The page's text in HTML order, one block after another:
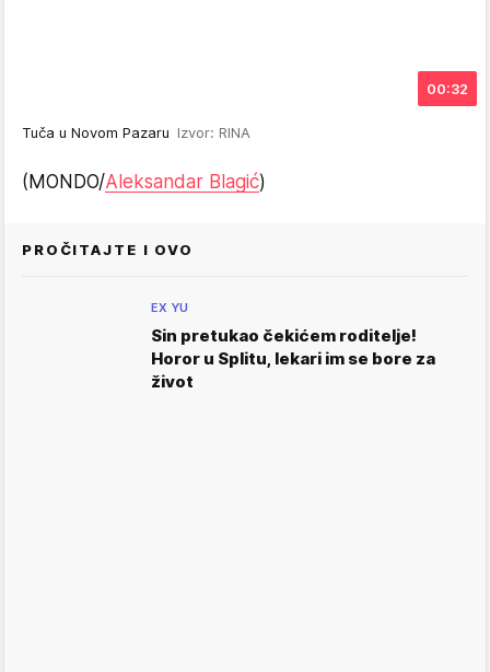
00:32
Tuča u Novom Pazaru Izvor: RINA
(MONDO/Aleksandar Blagić)
PROČITAJTE I OVO
EX YU
Sin pretukao čekićem roditelje!
Horor u Splitu, lekari im se bore za
život